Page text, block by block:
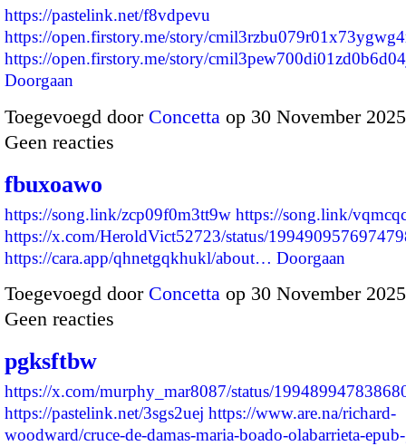
https://pastelink.net/f8vdpevu
https://open.firstory.me/story/
https://open.firstory.me/story/
Doorgaan
Toegevoegd door Concetta op 30 November
Geen reacties
fbuxoawo
https://song.link/zcp09f0m3tt9w https://song.link/
https://x.com/HeroldVict52723/status/
https://cara.app/qhnetgqkhukl/about… Doorgaan
Toegevoegd door Concetta op 30 November
Geen reacties
pgksftbw
https://x.com/murphy_mar8087/status/
https://pastelink.net/3sgs2uej https://www.are.na/richard-
woodward/cruce-de-damas-maria-boado-olabarrieta-